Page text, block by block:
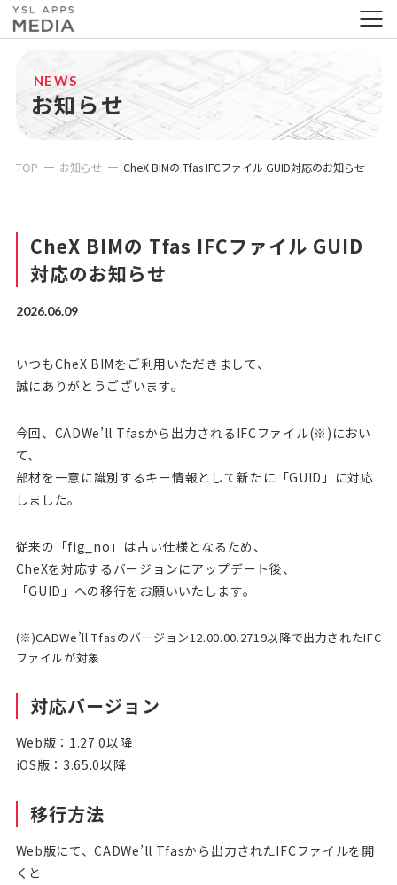
NEWS
お知らせ
TOP お知らせ CheX BIMの Tfas IFCファイル GUID対応のお知らせ
CheX BIMの Tfas IFCファイル GUID
対応のお知らせ
2026.06.09
いつもCheX BIMをご利用いただきまして、
誠にありがとうございます。
今回、CADWe’ll Tfasから出力されるIFCファイル(※)におい
て、
部材を一意に識別するキー情報として新たに「GUID」に対応
しました。
従来の「fig_no」は古い仕様となるため、
CheXを対応するバージョンにアップデート後、
「GUID」への移行をお願いいたします。
(※)CADWe’ll Tfasのバージョン12.00.00.2719以降で出力されたIFC
ファイルが対象
対応バージョン
Web版：1.27.0以降
iOS版：3.65.0以降
移行方法
Web版にて、CADWe’ll Tfasから出力されたIFCファイルを開
くと